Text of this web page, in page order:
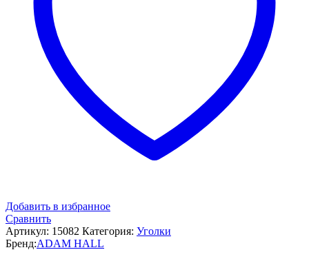
Добавить в избранное
Сравнить
Артикул: 15082 Категория: Уголки
Бренд:ADAM HALL